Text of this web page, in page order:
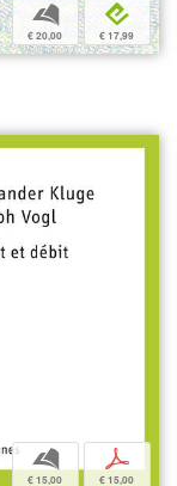
b
€ 20,00
e
€ 17,99
b
€ 15,00
p
€ 15,00